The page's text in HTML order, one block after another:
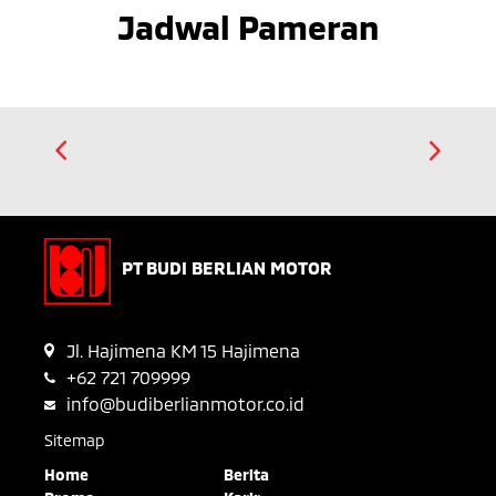
Jadwal Pameran
PT BUDI BERLIAN MOTOR
Jl. Hajimena KM 15 Hajimena
+62 721 709999
info@budiberlianmotor.co.id
Sitemap
Home
Berita